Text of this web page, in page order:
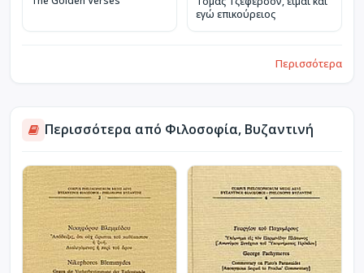
εγώ επικούρειος
Περισσότερα
Περισσότερα από Φιλοσοφία, Βυζαντινή